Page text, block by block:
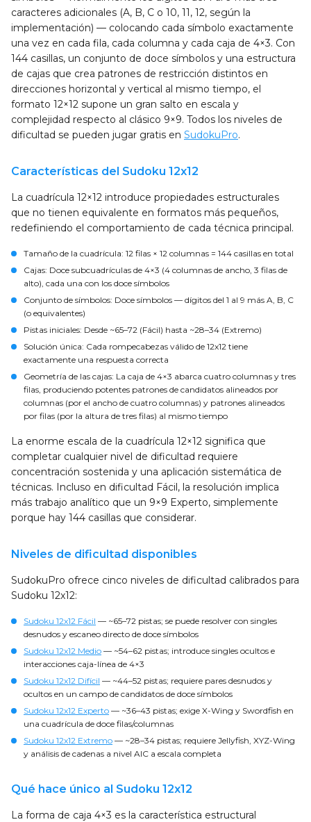
caracteres adicionales (A, B, C o 10, 11, 12, según la
implementación) — colocando cada símbolo exactamente
una vez en cada fila, cada columna y cada caja de 4×3. Con
144 casillas, un conjunto de doce símbolos y una estructura
de cajas que crea patrones de restricción distintos en
direcciones horizontal y vertical al mismo tiempo, el
formato 12×12 supone un gran salto en escala y
complejidad respecto al clásico 9×9. Todos los niveles de
dificultad se pueden jugar gratis en SudokuPro.
Características del Sudoku 12x12
La cuadrícula 12×12 introduce propiedades estructurales
que no tienen equivalente en formatos más pequeños,
redefiniendo el comportamiento de cada técnica principal.
Tamaño de la cuadrícula: 12 filas × 12 columnas = 144 casillas en total
Cajas: Doce subcuadrículas de 4×3 (4 columnas de ancho, 3 filas de
alto), cada una con los doce símbolos
Conjunto de símbolos: Doce símbolos — dígitos del 1 al 9 más A, B, C
(o equivalentes)
Pistas iniciales: Desde ~65–72 (Fácil) hasta ~28–34 (Extremo)
Solución única: Cada rompecabezas válido de 12x12 tiene
exactamente una respuesta correcta
Geometría de las cajas: La caja de 4×3 abarca cuatro columnas y tres
filas, produciendo potentes patrones de candidatos alineados por
columnas (por el ancho de cuatro columnas) y patrones alineados
por filas (por la altura de tres filas) al mismo tiempo
La enorme escala de la cuadrícula 12×12 significa que
completar cualquier nivel de dificultad requiere
concentración sostenida y una aplicación sistemática de
técnicas. Incluso en dificultad Fácil, la resolución implica
más trabajo analítico que un 9×9 Experto, simplemente
porque hay 144 casillas que considerar.
Niveles de dificultad disponibles
SudokuPro ofrece cinco niveles de dificultad calibrados para
Sudoku 12x12:
Sudoku 12x12 Fácil — ~65–72 pistas; se puede resolver con singles
desnudos y escaneo directo de doce símbolos
Sudoku 12x12 Medio — ~54–62 pistas; introduce singles ocultos e
interacciones caja-línea de 4×3
Sudoku 12x12 Difícil — ~44–52 pistas; requiere pares desnudos y
ocultos en un campo de candidatos de doce símbolos
Sudoku 12x12 Experto — ~36–43 pistas; exige X-Wing y Swordfish en
una cuadrícula de doce filas/columnas
Sudoku 12x12 Extremo — ~28–34 pistas; requiere Jellyfish, XYZ-Wing
y análisis de cadenas a nivel AIC a escala completa
Qué hace único al Sudoku 12x12
La forma de caja 4×3 es la característica estructural